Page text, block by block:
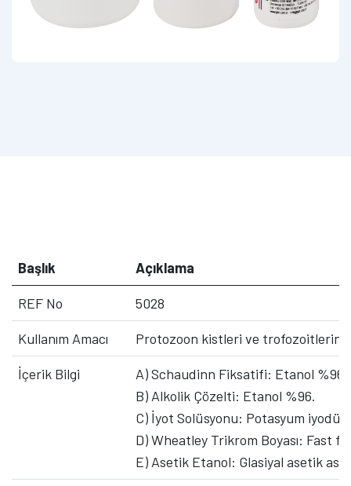
Başlık Açıklama
REF No 5028
Kullanım Amacı Protozoon kistleri ve trofozoitlerinin
İçerik Bilgi
A) Schaudinn Fiksatifi: Etanol
B) Alkolik Çözelti: Etanol %96.
C) İyot Solüsyonu: Potasyum
D) Wheatley Trikrom Boyası: Fast
E) Asetik Etanol: Glasiyal asetik